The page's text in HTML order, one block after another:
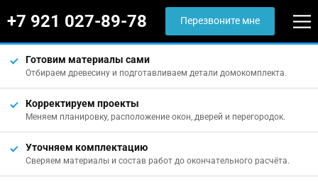
+7 921 027-89-78 Перезвоните мне
Готовим материалы сами
Отбираем древесину и подготавливаем детали домокомплекта.
Корректируем проекты
Меняем планировку, расположение окон, дверей и перегородок.
Уточняем комплектацию
Сверяем материалы и состав работ до окончательного расчёта.